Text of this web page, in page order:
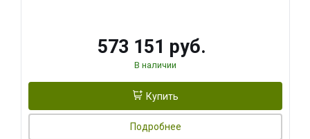
573 151 руб.
В наличии
Купить
Подробнее